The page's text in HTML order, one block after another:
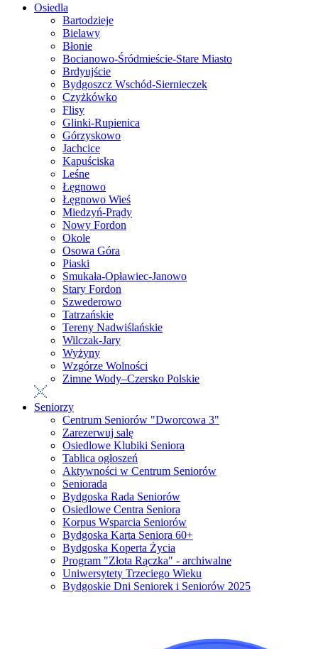
Osiedla
Bartodzieje
Bielawy
Błonie
Bocianowo-Śródmieście-Stare Miasto
Brdyujście
Bydgoszcz Wschód-Siernieczek
Czyżkówko
Flisy
Glinki-Rupienica
Górzyskowo
Jachcice
Kapuściska
Leśne
Łęgnowo
Łęgnowo Wieś
Miedzyń-Prądy
Nowy Fordon
Okole
Osowa Góra
Piaski
Smukała-Opławiec-Janowo
Stary Fordon
Szwederowo
Tatrzańskie
Tereny Nadwiślańskie
Wilczak-Jary
Wyżyny
Wzgórze Wolności
Zimne Wody–Czersko Polskie
Seniorzy
Centrum Seniorów "Dworcowa 3"
Zarezerwuj salę
Osiedlowe Klubiki Seniora
Tablica ogłoszeń
Aktywności w Centrum Seniorów
Seniorada
Bydgoska Rada Seniorów
Osiedlowe Centra Seniora
Korpus Wsparcia Seniorów
Bydgoska Karta Seniora 60+
Bydgoska Koperta Życia
Program "Złota Rączka" - archiwalne
Uniwersytety Trzeciego Wieku
Bydgoskie Dni Seniorek i Seniorów 2025